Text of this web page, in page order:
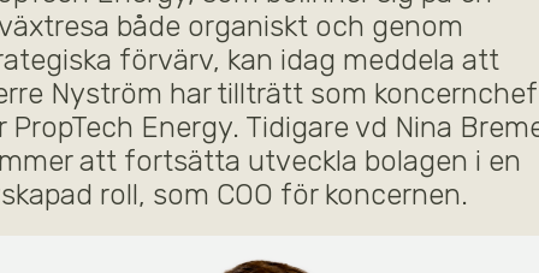
både organiskt och genom
förvärv, kan idag meddela att
Nyström har tillträtt som koncernchef
PropTech Energy. Tidigare vd Nina
att fortsätta utveckla bolagen i en
roll, som COO för koncernen.